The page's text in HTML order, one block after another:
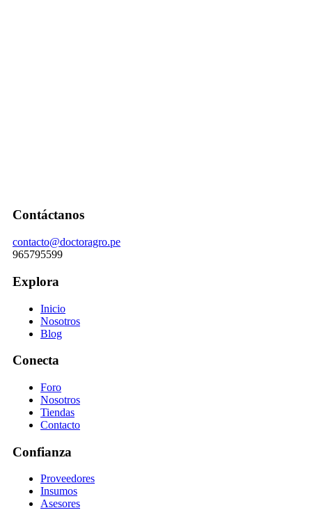
Contáctanos
contacto@doctoragro.pe
965795599
Explora
Inicio
Nosotros
Blog
Conecta
Foro
Nosotros
Tiendas
Contacto
Confianza
Proveedores
Insumos
Asesores